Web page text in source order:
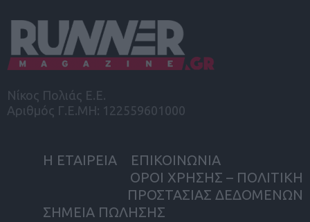
Νίκος Πολιάς Ε.Ε.
Αριθμός Γ.Ε.ΜΗ: 122559601000
Η ΕΤΑΙΡΕΙΑ
ΕΠΙΚΟΙΝΩΝΙΑ
ΟΡΟΙ ΧΡΗΣΗΣ – ΠΟΛΙΤΙΚΗ
ΠΡΟΣΤΑΣΙΑΣ ΔΕΔΟΜΕΝΩΝ
ΣΗΜΕΙΑ ΠΩΛΗΣΗΣ